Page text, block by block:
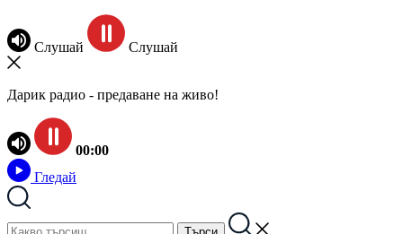
Слушай Слушай
Дарик радио - предаване на живо!
00:00
Гледай